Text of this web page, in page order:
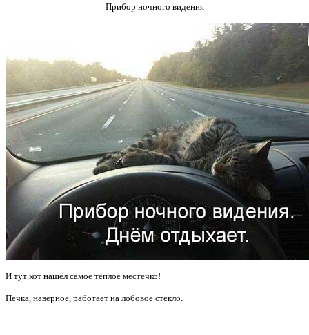
Прибор ночного видения
И тут кот нашёл самое тёплое местечко!
Печка, наверное, работает на лобовое стекло.